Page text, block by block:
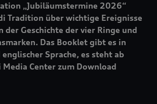
„Jubiläumstermine 2026“
Tradition über wichtige Ereignisse
der Geschichte der vier Ringe und
Das Booklet gibt es in
Sprache, es steht ab
Center zum Download